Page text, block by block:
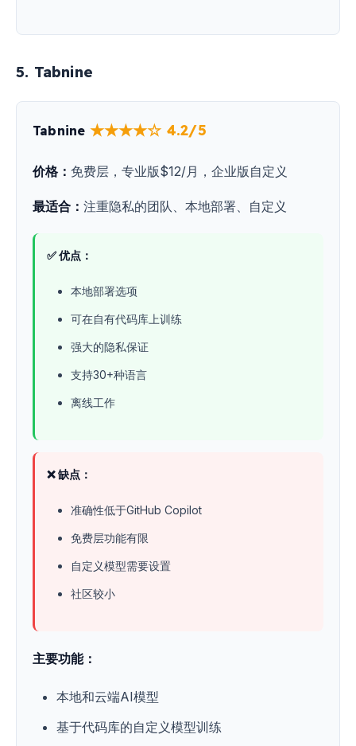
5. Tabnine
Tabnine ★★★★☆ 4.2/5
价格： 免费层，专业版$12/月，企业版自定义
最适合： 注重隐私的团队、本地部署、自定义
✅ 优点：
本地部署选项
可在自有代码库上训练
强大的隐私保证
支持30+种语言
离线工作
❌ 缺点：
准确性低于GitHub Copilot
免费层功能有限
自定义模型需要设置
社区较小
主要功能：
本地和云端AI模型
基于代码库的自定义模型训练